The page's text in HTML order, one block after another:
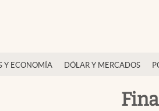
Y ECONOMÍA DÓLAR Y MERCADOS